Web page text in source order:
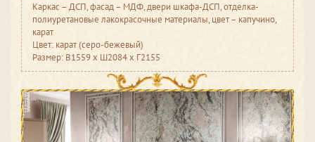
Каркас – ДСП, фасад – МДФ, двери шкафа-ДСП, отделка-
полиуретановые лакокрасочные материалы, цвет – капучино,
карат
Цвет: карат (серо-бежевый)
Размер: В1559 ​х Ш2084 ​х Г2155